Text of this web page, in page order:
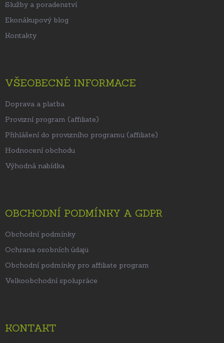
Služby a poradenství
Ekonákupový blog
Kontakty
VŠEOBECNÉ INFORMACE
Doprava a platba
Provizní program (affiliate)
Přihlášení do provizního programu (affiliate)
Hodnocení obchodu
Výhodná nabídka
OBCHODNÍ PODMÍNKY A GDPR
Obchodní podmínky
Ochrana osobních údajů
Obchodní podmínky pro affiliate program
Velkoobchodní spolupráce
KONTAKT